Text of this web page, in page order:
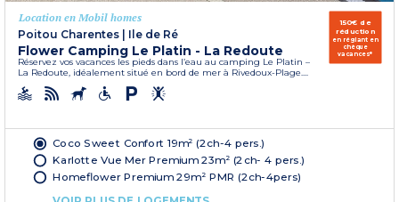
Location en Mobil homes
Poitou Charentes
Ile de Ré
Flower Camping Le Platin - La Redoute
Réservez vos vacances les pieds dans l’eau au camping Le Platin –
La Redoute, idéalement situé en bord de mer à Rivedoux-Plage....
150€ de
réduction
en réglant en
chèque
vacances*
Coco Sweet Confort 19m² (2ch-4 pers.)
Karlotte Vue Mer Premium 23m² (2ch- 4 pers.)
Homeflower Premium 29m² PMR (2ch-4pers)